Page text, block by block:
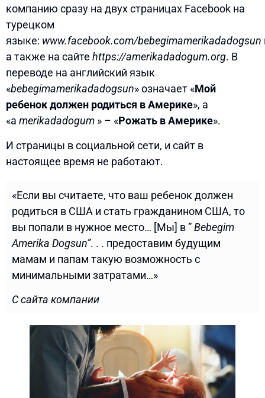
компанию сразу на двух страницах Facebook на
турецком
языке: www.facebook.com/bebegimamerikadadogsun
а также на сайте https://amerikadadogum.org. В
переводе на английский язык
«bebegimamerikadadogsun» означает «Мой
ребенок должен родиться в Америке», а
«a merikadadogum » – «Рожать в Америке».
И страницы в социальной сети, и сайт в
настоящее время не работают.
«Если вы считаете, что ваш ребенок должен
родиться в США и стать гражданином США, то
вы попали в нужное место… [Мы] в ”Bebegim
Amerika Dogsun”. . . предоставим будущим
мамам и папам такую ​​возможность с
минимальными затратами…»
С сайта компании